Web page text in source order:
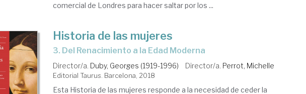
comercial de Londres para hacer saltar por los ...
Historia de las mujeres
3. Del Renacimiento a la Edad Moderna
Director/a. Duby, Georges (1919-1996) Director/a. Perrot, Michelle
Editorial Taurus. Barcelona, 2018
Esta Historia de las mujeres responde a la necesidad de ceder la